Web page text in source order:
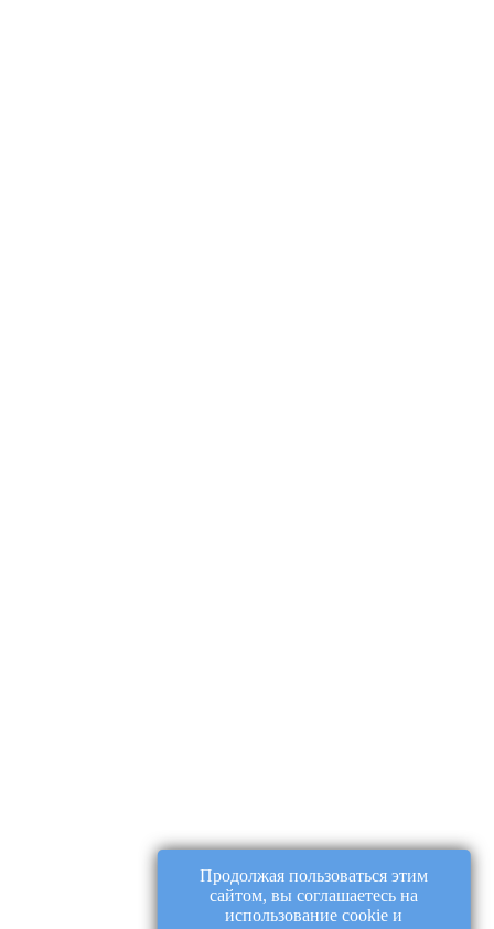
Продолжая пользоваться этим
сайтом, вы соглашаетесь на
использование cookie и